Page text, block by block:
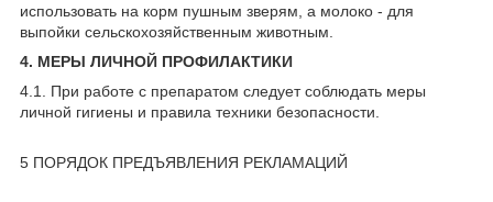
использовать на корм пушным зверям, а молоко - для
выпойки сельскохозяйственным животным.
4. МЕРЫ ЛИЧНОЙ ПРОФИЛАКТИКИ
4.1. При работе с препаратом следует соблюдать меры
личной гигиены и правила техники безопасности.
5 ПОРЯДОК ПРЕДЪЯВЛЕНИЯ РЕКЛАМАЦИЙ